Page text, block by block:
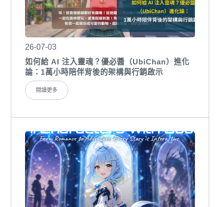
26-07-03
如何給 AI 注入靈魂？優必醬（UbiChan）進化
論：1萬小時陪伴背後的架構與行銷啟示
閱讀更多